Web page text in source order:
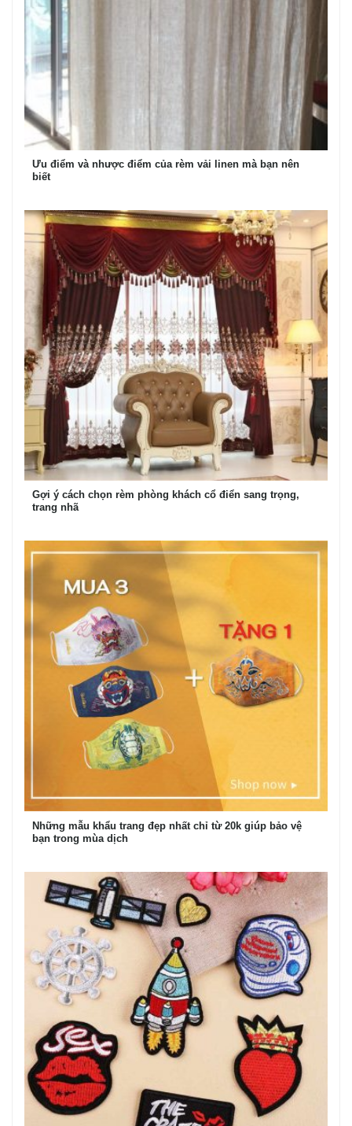
Ưu điểm và nhược điểm của rèm vải linen mà bạn nên
biết
Gợi ý cách chọn rèm phòng khách cổ điển sang trọng,
trang nhã
Những mẫu khẩu trang đẹp nhất chỉ từ 20k giúp bảo vệ
bạn trong mùa dịch